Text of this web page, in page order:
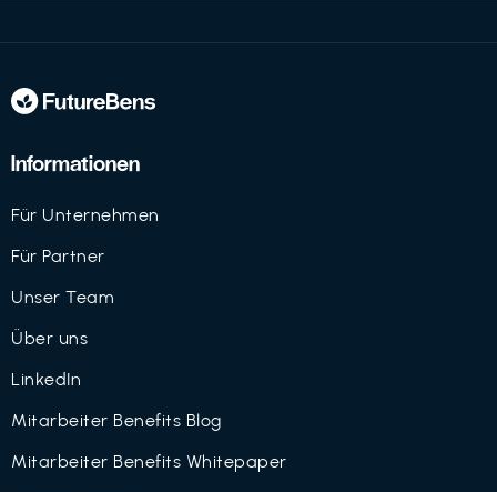
Informationen
Für Unternehmen
Für Partner
Unser Team
Über uns
LinkedIn
Mitarbeiter Benefits Blog
Mitarbeiter Benefits Whitepaper